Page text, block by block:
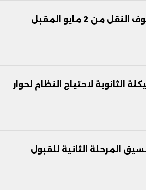
2 مايو المقبل
الثانوية لاحتياج النظام لحوار
في تنسيق المرحلة الثانية للقبول